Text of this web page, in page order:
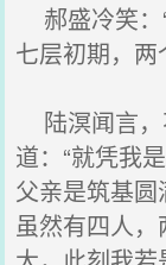
郝盛冷笑：
七层初期，两
陆溟闻言，
道：“就凭我
父亲是筑基
虽然有四人